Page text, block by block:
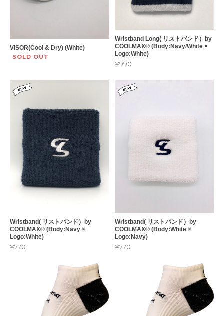
VISOR(Cool & Dry) (White)
SOLD OUT
Wristband Long( リストバンド）by
COOLMAX®︎ (Body:Navy/White ×
Logo:White)
¥990
Wristband( リストバンド）by
COOLMAX®︎ (Body:Navy ×
Logo:White)
¥770
Wristband( リストバンド）by
COOLMAX®︎ (Body:White ×
Logo:Navy)
¥770